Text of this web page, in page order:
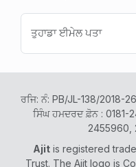
ਰਜਿ: ਨੰ: PB/JL-138/2018-
ਸਿੰਘ ਹਮਦਰਦ ਫ਼ੋਨ : 0181-
2455960,
Ajit is registered
Trust. The Ajit logo is